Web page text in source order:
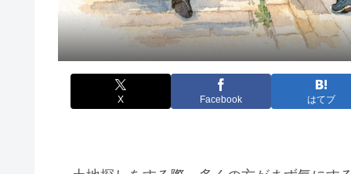
X Facebook はてブ